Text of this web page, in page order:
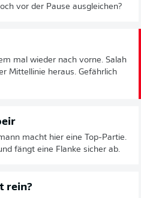
vor der Pause ausgleichen?
mal wieder nach vorne. Salah
Mittellinie heraus. Gefährlich
macht hier eine Top-Partie.
fängt eine Flanke sicher ab.
rein?